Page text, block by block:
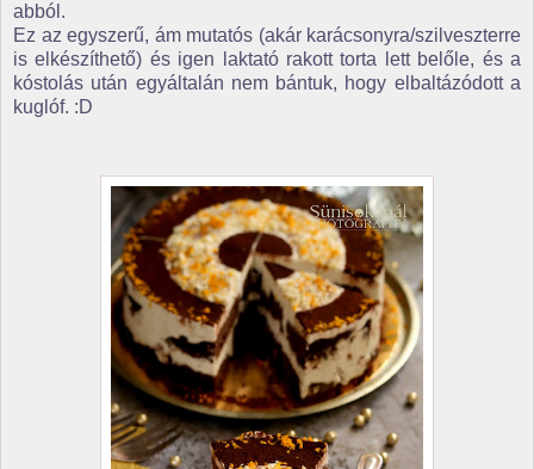
abból.
Ez az egyszerű, ám mutatós (akár karácsonyra/szilveszterre
is elkészíthető) és igen laktató rakott torta lett belőle, és a
kóstolás után egyáltalán nem bántuk, hogy elbaltázódott a
kuglóf. :D